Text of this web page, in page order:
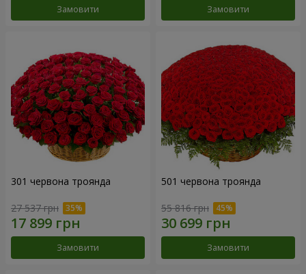
Замовити Замовити
301 червона троянда
27 537 грн
Замовити
501 червона троянда
55 816 грн
Замовити